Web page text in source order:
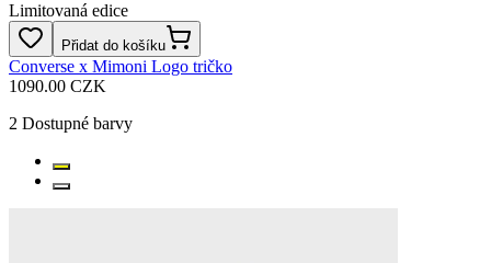
Limitovaná edice
Přidat do košíku
Converse x Mimoni Logo tričko
1090.00 CZK
2 Dostupné barvy